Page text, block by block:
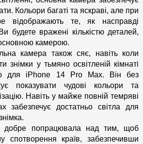
Кольори багаті та яскраві, але при
відображають те, як насправді
будете вражені кількістю деталей,
камерою.
камера також сяє, навіть коли
знімки у тьмяно освітленій кімнаті
для iPhone 14 Pro Max. Він без
показувати чудові кольори та
Навіть у майже повній темряві
забезпечує достатньо світла для
добре попрацювала над тим, щоб
спотворення країв, забезпечивши